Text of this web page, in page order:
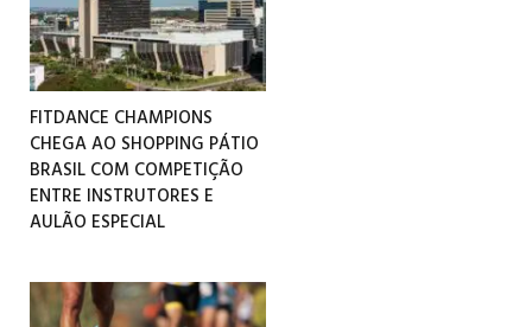
FITDANCE CHAMPIONS
CHEGA AO SHOPPING PÁTIO
BRASIL COM COMPETIÇÃO
ENTRE INSTRUTORES E
AULÃO ESPECIAL